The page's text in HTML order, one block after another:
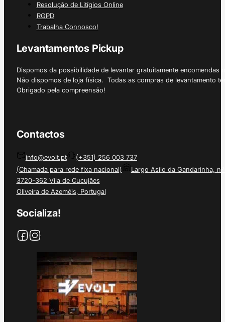
Resolução de Litígios Online
RGPD
Trabalha Connosco!
Levantamentos Pickup
Dispomos da possibilidade de levantar gratuitamente
Não dispomos de loja física. Todas as compras de levantamento
Obrigado pela compreensão!
Contactos
info@evolt.pt
(+351) 256 003 737
(Chamada para rede fixa nacional)
Largo Asilo da Gandarinha, nº
3720-362 Vila de Cucujães
Oliveira de Azeméis, Portugal
Socializa!